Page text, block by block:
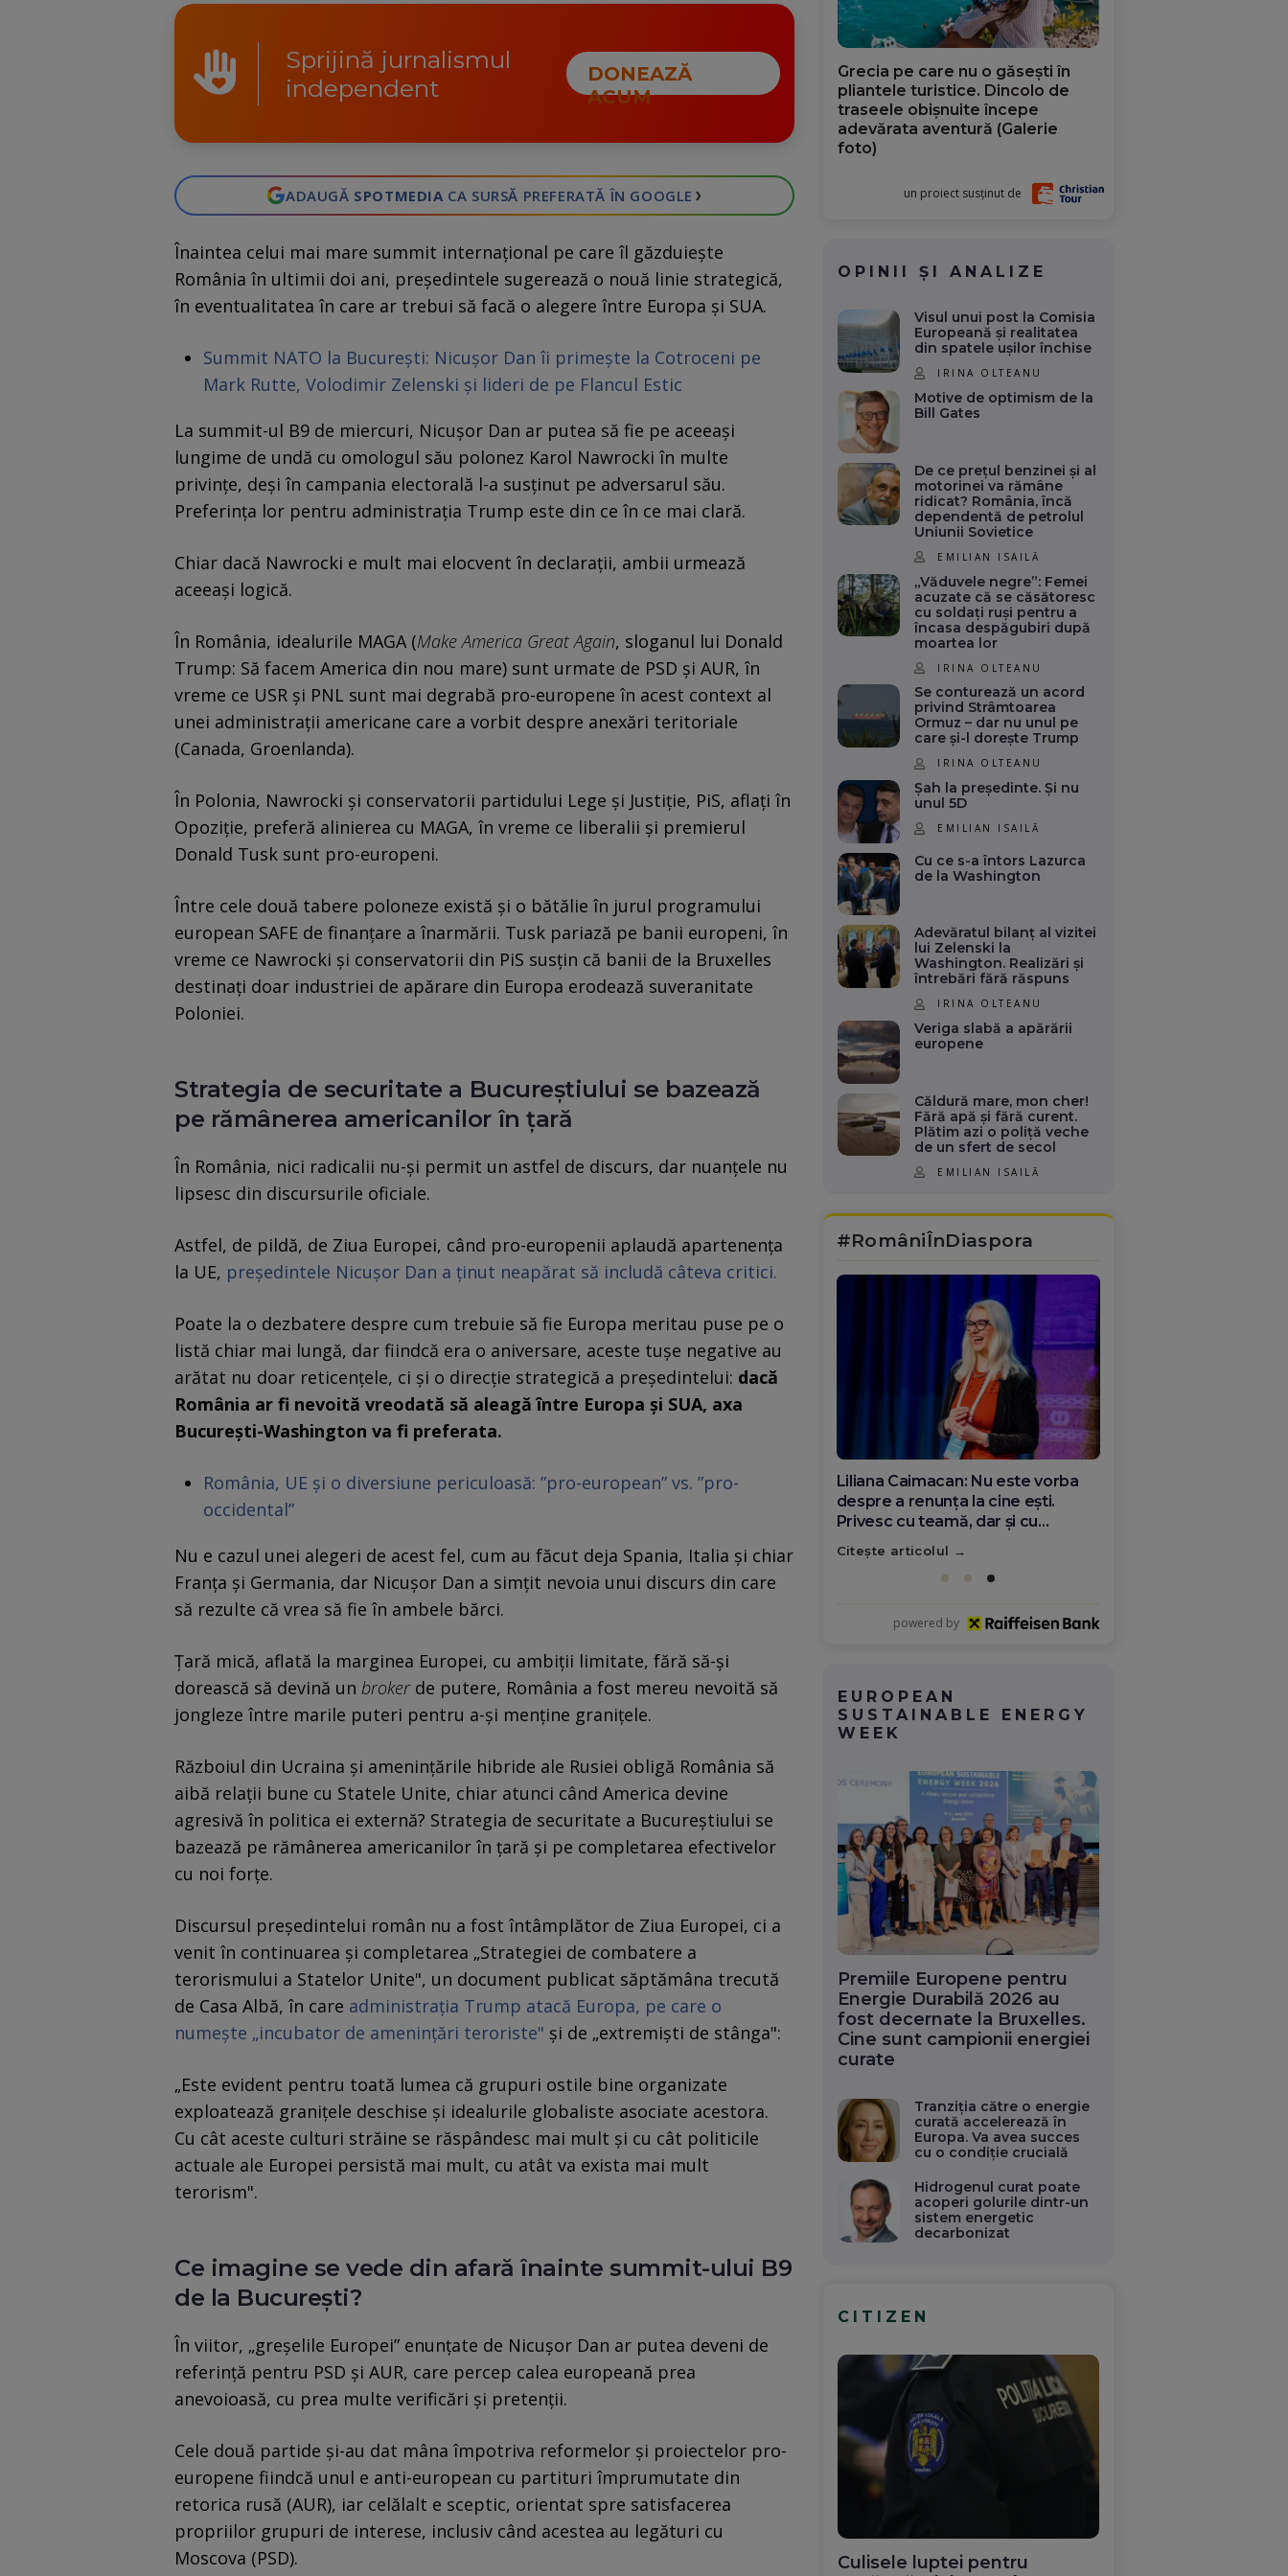
Sprijină jurnalismul
independent
DONEAZĂ
ACUM
ADAUGĂ SPOTMEDIA CA SURSĂ PREFERATĂ ÎN GOOGLE ›
Înaintea celui mai mare summit internațional pe care îl găzduiește
România în ultimii doi ani, președintele sugerează o nouă linie strategică,
în eventualitatea în care ar trebui să facă o alegere între Europa și SUA.
Summit NATO la București: Nicușor Dan îi primește la Cotroceni pe
Mark Rutte, Volodimir Zelenski și lideri de pe Flancul Estic
La summit-ul B9 de miercuri, Nicușor Dan ar putea să fie pe aceeași
lungime de undă cu omologul său polonez Karol Nawrocki în multe
privințe, deși în campania electorală l-a susținut pe adversarul său.
Preferința lor pentru administrația Trump este din ce în ce mai clară.
Chiar dacă Nawrocki e mult mai elocvent în declarații, ambii urmează
aceeași logică.
În România, idealurile MAGA (Make America Great Again, sloganul lui Donald
Trump: Să facem America din nou mare) sunt urmate de PSD și AUR, în
vreme ce USR și PNL sunt mai degrabă pro-europene în acest context al
unei administrații americane care a vorbit despre anexări teritoriale
(Canada, Groenlanda).
În Polonia, Nawrocki și conservatorii partidului Lege și Justiție, PiS, aflați în
Opoziție, preferă alinierea cu MAGA, în vreme ce liberalii și premierul
Donald Tusk sunt pro-europeni.
Între cele două tabere poloneze există și o bătălie în jurul programului
european SAFE de finanțare a înarmării. Tusk pariază pe banii europeni, în
vreme ce Nawrocki și conservatorii din PiS susțin că banii de la Bruxelles
destinați doar industriei de apărare din Europa erodează suveranitate
Poloniei.
Strategia de securitate a Bucureștiului se bazează
pe rămânerea americanilor în țară
În România, nici radicalii nu-și permit un astfel de discurs, dar nuanțele nu
lipsesc din discursurile oficiale.
Astfel, de pildă, de Ziua Europei, când pro-europenii aplaudă apartenența
la UE, președintele Nicușor Dan a ținut neapărat să includă câteva critici.
Poate la o dezbatere despre cum trebuie să fie Europa meritau puse pe o
listă chiar mai lungă, dar fiindcă era o aniversare, aceste tușe negative au
arătat nu doar reticențele, ci și o direcție strategică a președintelui: dacă
România ar fi nevoită vreodată să aleagă între Europa și SUA, axa
București-Washington va fi preferata.
România, UE și o diversiune periculoasă: ”pro-european” vs. ”pro-
occidental”
Nu e cazul unei alegeri de acest fel, cum au făcut deja Spania, Italia și chiar
Franța și Germania, dar Nicușor Dan a simțit nevoia unui discurs din care
să rezulte că vrea să fie în ambele bărci.
Țară mică, aflată la marginea Europei, cu ambiții limitate, fără să-și
dorească să devină un brokerde putere, România a fost mereu nevoită să
jongleze între marile puteri pentru a-și menține granițele.
Războiul din Ucraina și amenințările hibride ale Rusiei obligă România să
aibă relații bune cu Statele Unite, chiar atunci când America devine
agresivă în politica ei externă? Strategia de securitate a Bucureștiului se
bazează pe rămânerea americanilor în țară și pe completarea efectivelor
cu noi forțe.
Discursul președintelui român nu a fost întâmplător de Ziua Europei, ci a
venit în continuarea și completarea „Strategiei de combatere a
terorismului a Statelor Unite", un document publicat săptămâna trecută
de Casa Albă, în care administrația Trump atacă Europa, pe care o
numește „incubator de amenințări teroriste" și de „extremiști de stânga":
„Este evident pentru toată lumea că grupuri ostile bine organizate
exploatează granițele deschise și idealurile globaliste asociate acestora.
Cu cât aceste culturi străine se răspândesc mai mult și cu cât politicile
actuale ale Europei persistă mai mult, cu atât va exista mai mult
terorism".
Ce imagine se vede din afară înainte summit-ului B9
de la București?
În viitor, „greșelile Europei” enunțate de Nicușor Dan ar putea deveni de
referință pentru PSD și AUR, care percep calea europeană prea
anevoioasă, cu prea multe verificări și pretenții.
Cele două partide și-au dat mâna împotriva reformelor și proiectelor pro-
europene fiindcă unul e anti-european cu partituri împrumutate din
retorica rusă (AUR), iar celălalt e sceptic, orientat spre satisfacerea
propriilor grupuri de interese, inclusiv când acestea au legături cu
Moscova (PSD).
Grecia pe care nu o găsești în
pliantele turistice. Dincolo de
traseele obișnuite începe
adevărata aventură (Galerie
foto)
un proiect susținut de
OPINII ȘI ANALIZE
Visul unui post la Comisia
Europeană și realitatea
din spatele ușilor închise
IRINA OLTEANU
Motive de optimism de la
Bill Gates
De ce prețul benzinei și al
motorinei va rămâne
ridicat? România, încă
dependentă de petrolul
Uniunii Sovietice
EMILIAN ISAILĂ
„Văduvele negre”: Femei
acuzate că se căsătoresc
cu soldați ruși pentru a
încasa despăgubiri după
moartea lor
IRINA OLTEANU
Se conturează un acord
privind Strâmtoarea
Ormuz – dar nu unul pe
care și-l dorește Trump
IRINA OLTEANU
Șah la președinte. Și nu
unul 5D
EMILIAN ISAILĂ
Cu ce s-a întors Lazurca
de la Washington
Adevăratul bilanț al vizitei
lui Zelenski la
Washington. Realizări și
întrebări fără răspuns
IRINA OLTEANU
Veriga slabă a apărării
europene
Căldură mare, mon cher!
Fără apă și fără curent.
Plătim azi o poliță veche
de un sfert de secol
EMILIAN ISAILĂ
#RomâniÎnDiaspora
Diana Olar, românca de la Google
care demonstrează că diaspora
poate schimba România
Citește articolul
powered by
EUROPEAN
SUSTAINABLE ENERGY
WEEK
Premiile Europene pentru
Energie Durabilă 2026 au
fost decernate la Bruxelles.
Cine sunt campionii energiei
curate
Tranziția către o energie
curată accelerează în
Europa. Va avea succes
cu o condiție crucială
Hidrogenul curat poate
acoperi golurile dintr-un
sistem energetic
decarbonizat
CITIZEN
Culisele luptei pentru